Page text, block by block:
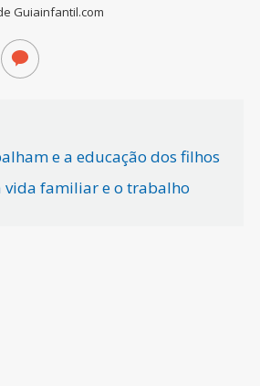
Guiainfantil.com
e a educação dos filhos
vida familiar e o trabalho